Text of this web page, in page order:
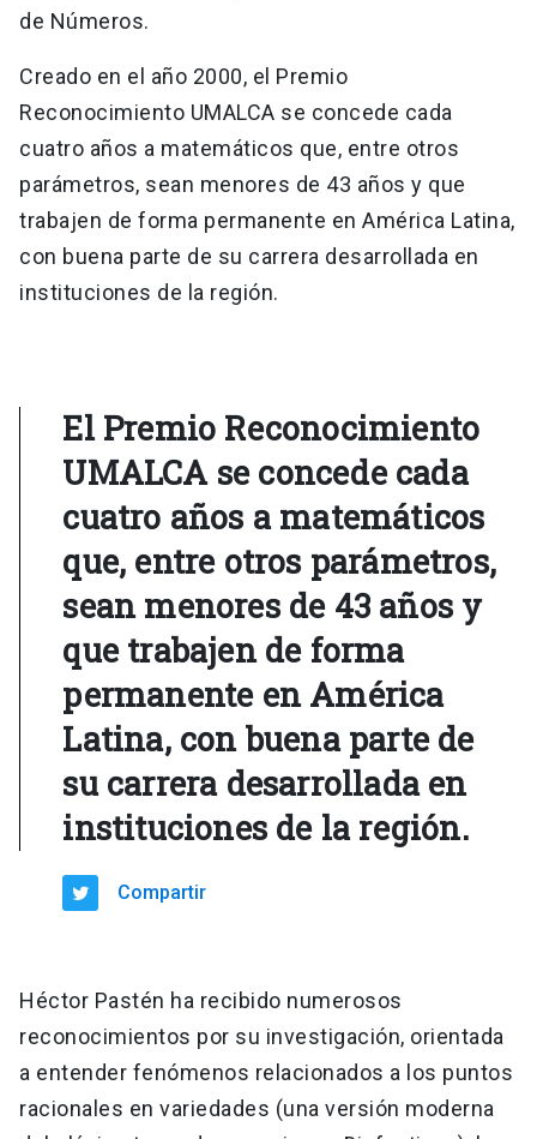
de Números.
Creado en el año 2000, el Premio
Reconocimiento UMALCA se concede cada
cuatro años a matemáticos que, entre otros
parámetros, sean menores de 43 años y que
trabajen de forma permanente en América Latina,
con buena parte de su carrera desarrollada en
instituciones de la región.
El Premio Reconocimiento
UMALCA se concede cada
cuatro años a matemáticos
que, entre otros parámetros,
sean menores de 43 años y
que trabajen de forma
permanente en América
Latina, con buena parte de
su carrera desarrollada en
instituciones de la región.
Compartir
Héctor Pastén ha recibido numerosos
reconocimientos por su investigación, orientada
a entender fenómenos relacionados a los puntos
racionales en variedades (una versión moderna